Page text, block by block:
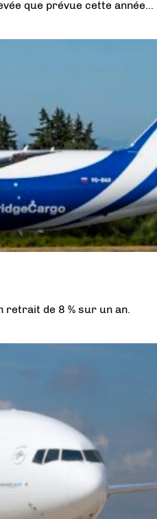
que prévue cette année…
retrait de 8 % sur un an.